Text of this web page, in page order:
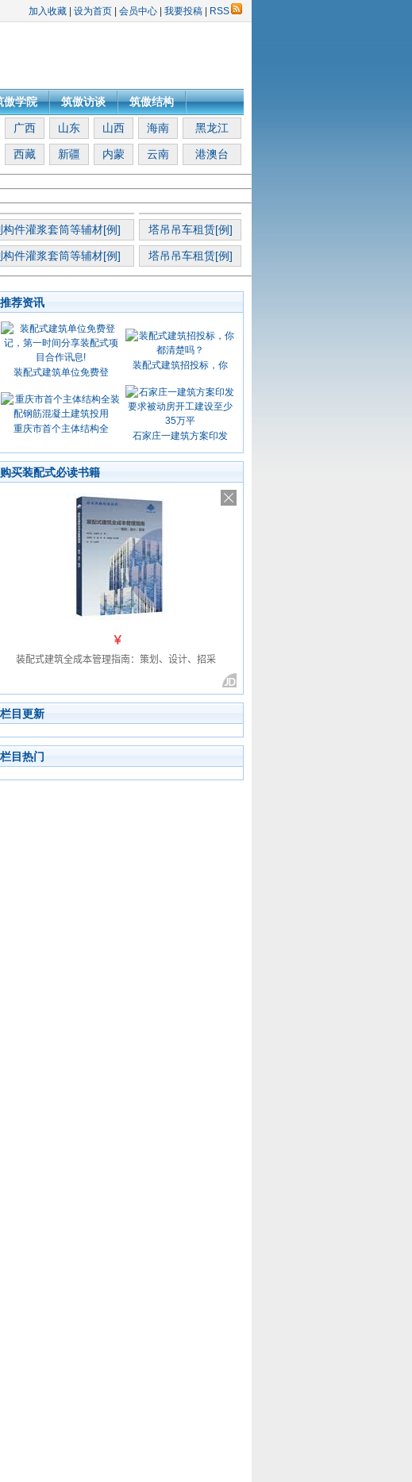
加入收藏 设为首页 会员中心 我要投稿 RSS
傲学院 筑傲访谈 筑傲结构
广西 山东 山西 海南 黑龙江
西藏 新疆 内蒙 云南 港澳台
构件灌浆套筒等辅材[例] 塔吊吊车租赁[例]
构件灌浆套筒等辅材[例] 塔吊吊车租赁[例]
推荐资讯
装配式建筑单位免费登
装配式建筑招投标，你
重庆市首个主体结构全
石家庄一建筑方案印发
购买装配式必读书籍
栏目更新
栏目热门